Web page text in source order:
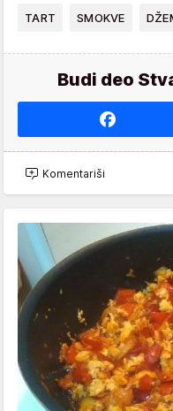
TART SMOKVE
Budi deo
Komentariši